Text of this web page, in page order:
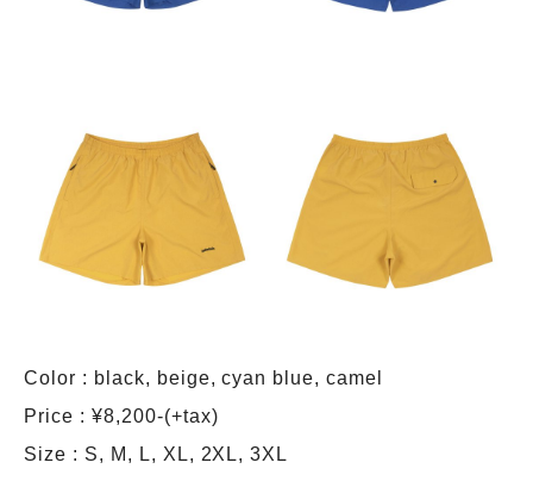
Color : black, beige, cyan blue, camel
Price : ¥8,200-(+tax)
Size : S, M, L, XL, 2XL, 3XL